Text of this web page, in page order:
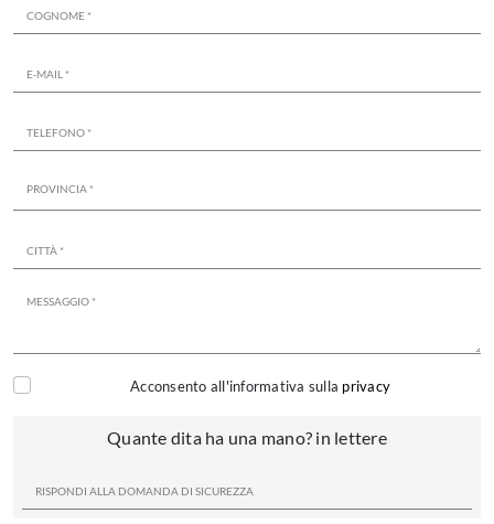
Acconsento all'informativa sulla privacy
Quante dita ha una mano? in lettere